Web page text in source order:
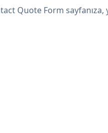
Quote Form sayfanıza,